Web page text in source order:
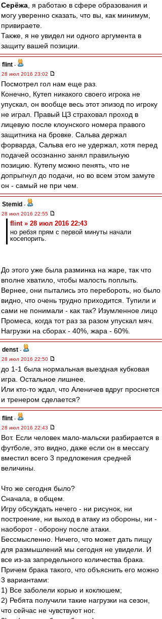
Серёжа , я работаю в сфере образования и
могу уверенно сказать, что вы, как минимум,
привираете.
Также, я не увидел ни одного аргумента в
защиту вашей позиции.
flint -
28 июл 2016 23:02
Посмотрел гол нам еще раз.
Конечно, Кутеп никакого своего игрока не
упускал, он вообще весь этот эпизод по игроку
не играл. Правый ЦЗ страховал проход в
лицевую после клоунского номера правого
защитника на бровке. Сальва держал
форварда, Сальва его не удержал, хотя перед
подачей осознанно занял правильную
позицию. Кутепу можно пенять, что не
допрыгнул до подачи, но во всем этом замуте
он - самый не при чем.
Stemid -
28 июл 2016 22:55
flint » 28 июл 2016 22:43
но ребзя прям с первой минуты начали
косепорить.
До этого уже была разминка на жаре, так что
вполне хватило, чтобы малость поплыть.
Вернее, они пытались это перебороть, но было
видно, что очень трудно приходится. Тупили и
сами не понимали - как так? Изумленное лицо
Промеса, когда тот раз за разом упускал мяч.
Нагрузки на сборах - 40%, жара - 60%.
denst -
28 июл 2016 22:50
до 1-1 была нормальная выездная кубковая
игра. Остальное лишнее.
Или кто-то ждал, что Аленичев вдруг проснется
и тренером сделается?
flint -
28 июл 2016 22:43
Вот. Если человек мало-мальски разбирается в
футболе, это видно, даже если он в мессагу
вместил всего 3 предложения средней
величины.
Что же сегодня было?
Сначала, в общем.
Игру обсуждать нечего - ни рисунок, ни
построение, ни выход в атаку из обороны, ни -
наоборот - оборону после атаки.
Бессмысленно. Ничего, что может дать пищу
для размышлений мы сегодня не увидели. И
все из-за запредельного количества брака.
Причем брака такого, что объяснить его можно
3 вариантами:
1) Все заболели корью и коклюшем;
2) Ребята получили такие нагрузки на сезон,
что сейчас не чувствуют ног.